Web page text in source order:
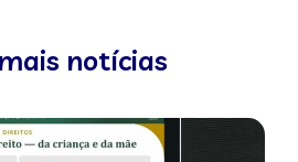
notícias